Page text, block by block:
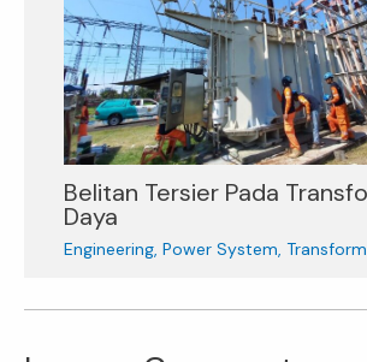
Belitan Tersier Pada
Daya
Engineering, Power System,